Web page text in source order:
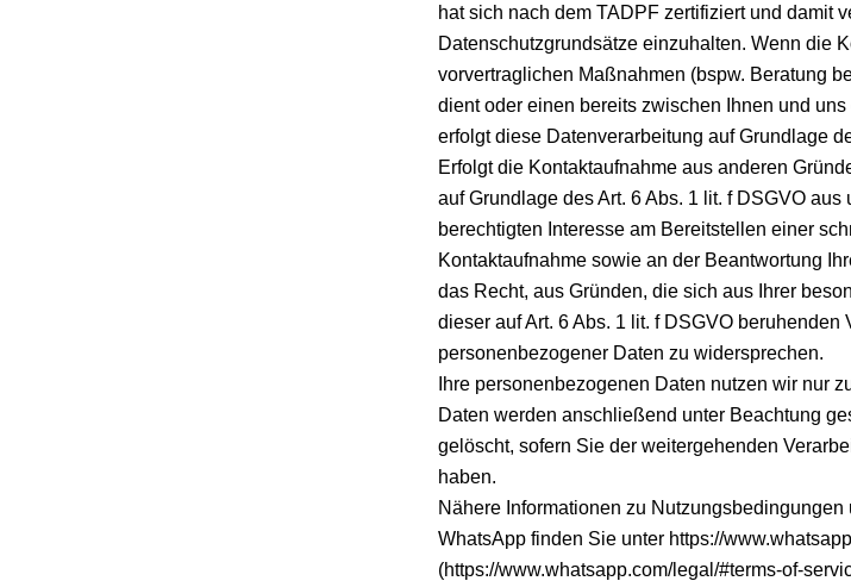
hat sich nach dem TADPF zertifiziert und damit
Datenschutzgrundsätze einzuhalten. Wenn die
vorvertraglichen Maßnahmen (bspw. Beratung
dient oder einen bereits zwischen Ihnen und
erfolgt diese Datenverarbeitung auf Grundlage
Erfolgt die Kontaktaufnahme aus anderen
auf Grundlage des Art. 6 Abs. 1 lit. f DSGVO
berechtigten Interesse am Bereitstellen einer
Kontaktaufnahme sowie an der Beantwortung
das Recht, aus Gründen, die sich aus Ihrer
dieser auf Art. 6 Abs. 1 lit. f DSGVO
personenbezogener Daten zu widersprechen.
Ihre personenbezogenen Daten nutzen wir nur
Daten werden anschließend unter Beachtung
gelöscht, sofern Sie der weitergehenden
haben.
Nähere Informationen zu
WhatsApp finden Sie unter https://
(https://www.whatsapp.com/legal/#terms-of-